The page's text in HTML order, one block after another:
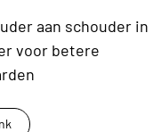
aan schouder in
voor betere